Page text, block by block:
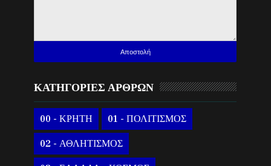
ΚΑΤΗΓΟΡΙΕΣ ΑΡΘΡΩΝ
00 - ΚΡΗΤΗ 01 - ΠΟΛΙΤΙΣΜΟΣ
02 - ΑΘΛΗΤΙΣΜΟΣ